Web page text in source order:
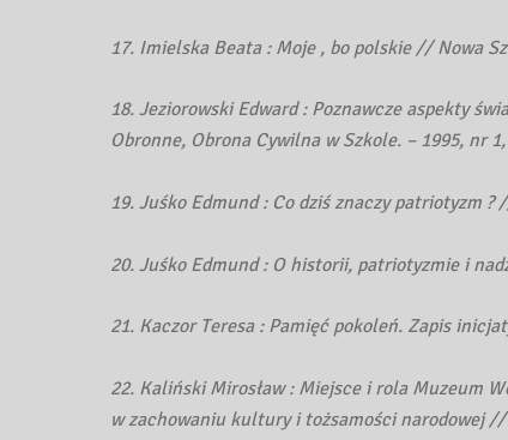
17. Imielska Beata : Moje , bo polskie // Nowa
18. Jeziorowski Edward : Poznawcze aspekty
Obronne, Obrona Cywilna w Szkole. – 1995, nr
19. Juśko Edmund : Co dziś znaczy patriotyzm
20. Juśko Edmund : O historii, patriotyzmie i
21. Kaczor Teresa : Pamięć pokoleń. Zapis
22. Kaliński Mirosław : Miejsce i rola Muzeum
w zachowaniu kultury i tożsamości narodowej //